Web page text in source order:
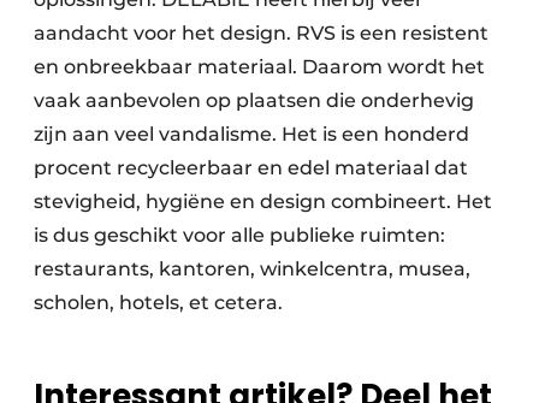
aandacht voor het design. RVS is een resistent
en onbreekbaar materiaal. Daarom wordt het
vaak aanbevolen op plaatsen die onderhevig
zijn aan veel vandalisme. Het is een honderd
procent recycleerbaar en edel materiaal dat
stevigheid, hygiëne en design combineert. Het
is dus geschikt voor alle publieke ruimten:
restaurants, kantoren, winkelcentra, musea,
scholen, hotels, et cetera.